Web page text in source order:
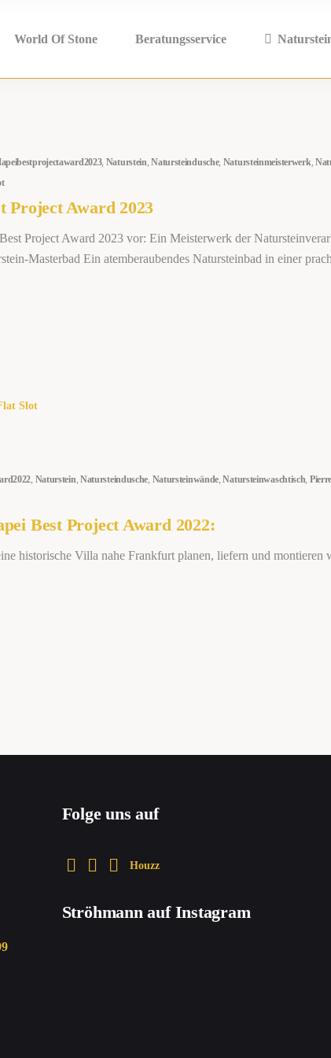
World Of Stone Beratungsservice
, Naturstein,Natursteindusche, Natursteinmeisterwerk,
Project Award 2023
Project Award 2023 vor: Ein Meisterwerk der
Masterbad Ein atemberaubendes Natursteinbad in einer
Naturstein Natursteindusche Natursteinwände ,Natursteinwaschtisch
Best Project Award 2022:
historische Villa nahe Frankfurt planen, liefern und montieren
Folge uns auf
Houzz
Ströhmann auf Instagram